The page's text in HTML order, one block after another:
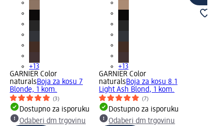
+13
GARNIER Color
naturalsBoja za kosu 7
Blonde, 1 kom.
(3)
Dostupno za isporuku
Odaberi dm trgovinu
+13
GARNIER Color
naturalsBoja za kosu 8.1
Light Ash Blond, 1 kom.
(7)
Dostupno za isporuku
Odaberi dm trgovinu